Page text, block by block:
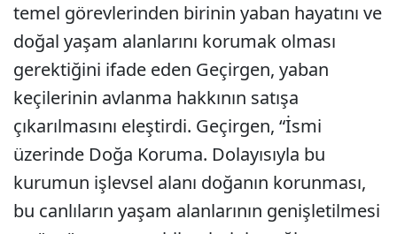
temel görevlerinden birinin yaban hayatını ve
doğal yaşam alanlarını korumak olması
gerektiğini ifade eden Geçirgen, yaban
keçilerinin avlanma hakkının satışa
çıkarılmasını eleştirdi. Geçirgen, “İsmi
üzerinde Doğa Koruma. Dolayısıyla bu
kurumun işlevsel alanı doğanın korunması,
bu canlıların yaşam alanlarının genişletilmesi